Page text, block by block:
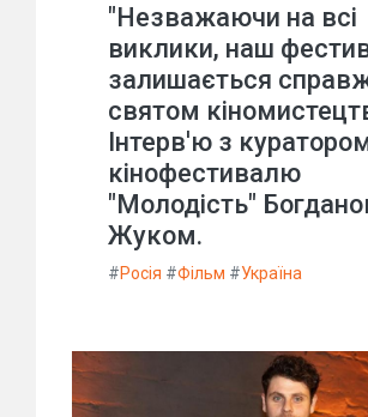
"Незважаючи на всі
виклики, наш
залишається
святом
Інтерв'ю з
кінофестивалю
"Молодість"
Жуком.
#Росія #Фільм #Україна